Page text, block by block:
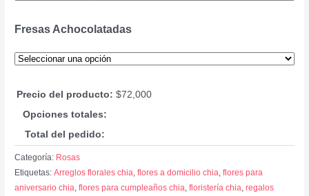
Fresas Achocolatadas
Precio del producto: $72,000
Opciones totales:
Total del pedido:
Categoría: Rosas
Etiquetas:Arreglos florales chia,flores a domicilio chia,flores para
aniversario chia,flores para cumpleaños chia,floristería chia,regalos